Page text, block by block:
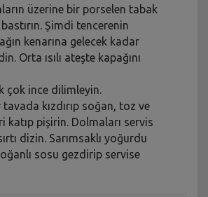
üzerine bir porselen tabak
Şimdi tencerenin
kenarına gelecek kadar
Orta ısılı ateşte kapağını
çok ince dilimleyin.
tavada kızdırıp soğan, toz ve
katıp pişirin. Dolmaları servis
dizin. Sarımsaklı yoğurdu
sosu gezdirip servise